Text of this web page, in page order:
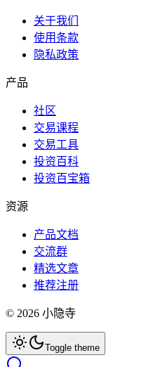
关于我们
使用条款
隐私政策
产品
社区
交易课程
交易工具
投资百科
投资百宝箱
资源
产品文档
交流群
精选文章
推荐注册
© 2026 小隐寺
Toggle theme